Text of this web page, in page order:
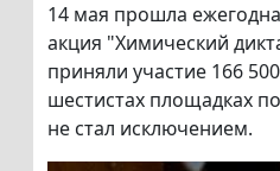
14 мая прошла
акция "Химический
приняли участие 166
шестистах площадках
не стал исключением.